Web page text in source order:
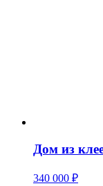
Дом из
340 000 ₽